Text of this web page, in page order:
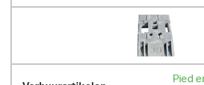
Pied